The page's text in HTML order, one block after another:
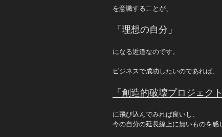
を意識することが、
「理想の自分」
になる近道なのです。
ビジネスで成功したいのであれば、
「創造的破壊プロジェクト
に飛び込んでみれば良いし、
今の自分の延長線上に無いものを感